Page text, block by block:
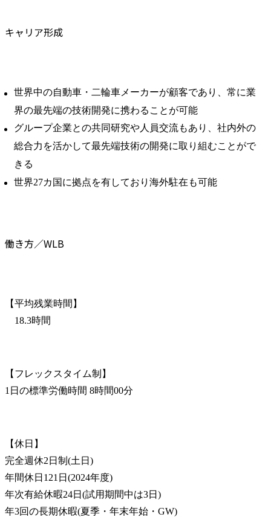
キャリア形成
世界中の自動車・二輪車メーカーが顧客であり、常に業
界の最先端の技術開発に携わることが可能
グループ企業との共同研究や人員交流もあり、社内外の
総合力を活かして最先端技術の開発に取り組むことがで
きる
世界27カ国に拠点を有しており海外駐在も可能
働き方／WLB
【平均残業時間】
18.3時間
【フレックスタイム制】
1日の標準労働時間 8時間00分
【休日】
完全週休2日制(土日)
年間休日121日(2024年度)
年次有給休暇24日(試用期間中は3日)
年3回の長期休暇(夏季・年末年始・GW)